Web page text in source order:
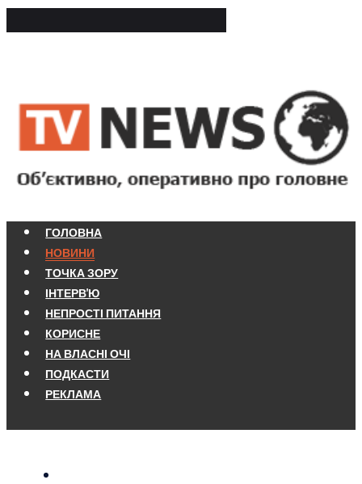
ГОЛОВНА
НОВИНИ
ТОЧКА ЗОРУ
ІНТЕРВ'Ю
НЕПРОСТІ ПИТАННЯ
КОРИСНЕ
НА ВЛАСНІ ОЧІ
ПОДКАСТИ
РЕКЛАМА